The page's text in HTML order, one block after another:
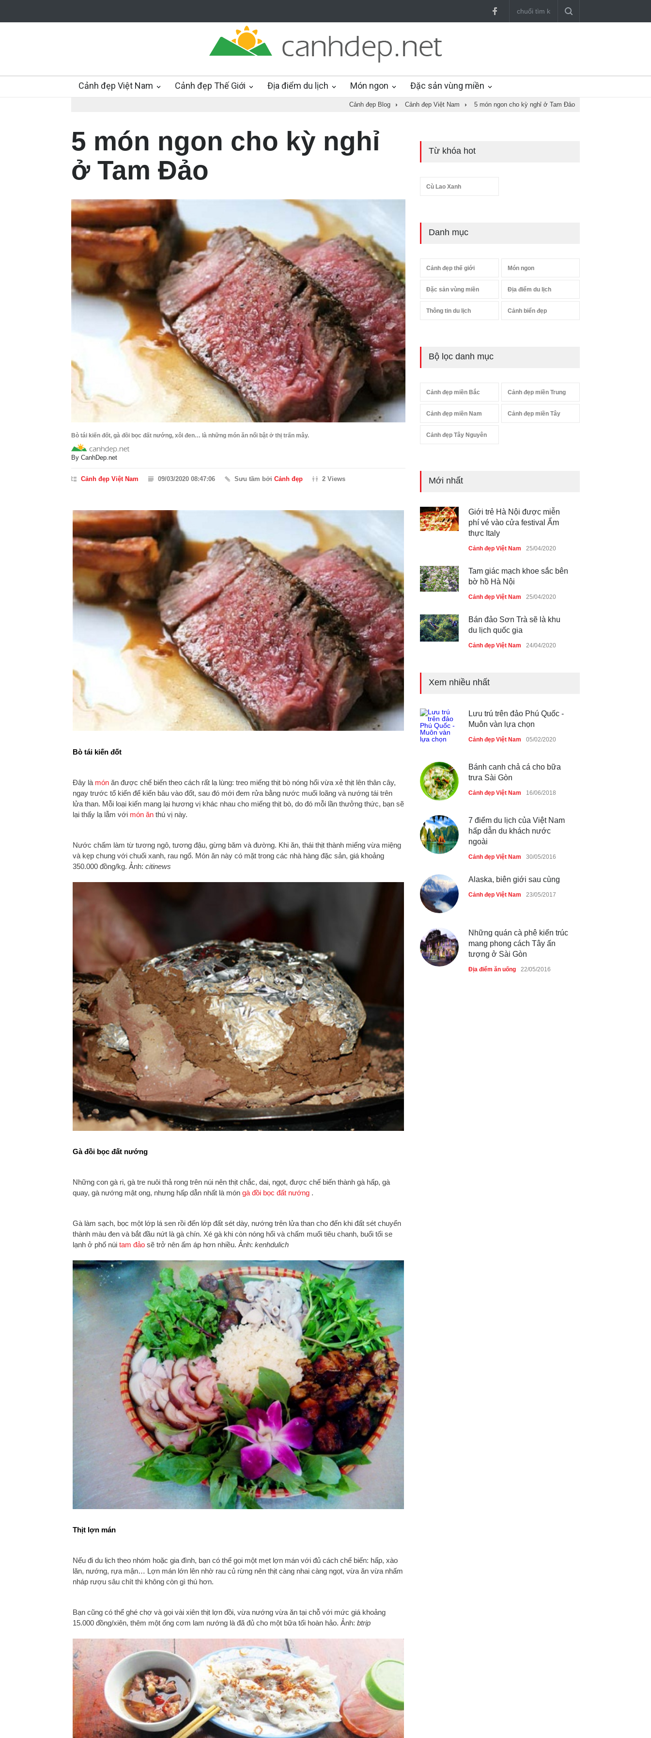
Cảnh đẹp Việt Nam Cảnh đẹp Thế Giới Địa điểm du lịch Món ngon Đặc sản vùng miền
Cảnh đẹp Blog › Cảnh đẹp Việt Nam › 5 món ngon cho kỳ nghỉ ở Tam Đảo
5 món ngon cho kỳ nghỉ
ở Tam Đảo
Bò tái kiến đốt, gà đồi bọc đất nướng, xôi đen… là những món ăn nổi bật ở thị trấn mây.
By CanhDep.net
Cảnh đẹp Việt Nam 09/03/2020 08:47:06 Sưu tầm bởi Cảnh đẹp 2 Views
Bò tái kiến đốt
Đây là món ăn được chế biến theo cách rất lạ lùng: treo miếng thịt bò nóng hổi vừa xẻ thịt lên thân cây,
ngay trước tổ kiến để kiến bâu vào đốt, sau đó mới đem rửa bằng nước muối loãng và nướng tái trên
lửa than. Mỗi loại kiến mang lại hương vị khác nhau cho miếng thịt bò, do đó mỗi lần thưởng thức, bạn sẽ
lại thấy lạ lẫm với món ăn thú vị này.
Nước chấm làm từ tương ngô, tương đậu, gừng băm và đường. Khi ăn, thái thịt thành miếng vừa miệng
và kẹp chung với chuối xanh, rau ngổ. Món ăn này có mặt trong các nhà hàng đặc sản, giá khoảng
350.000 đồng/kg. Ảnh: citinews
Gà đồi bọc đất nướng
Những con gà ri, gà tre nuôi thả rong trên núi nên thịt chắc, dai, ngọt, được chế biến thành gà hấp, gà
quay, gà nướng mật ong, nhưng hấp dẫn nhất là món gà đồi bọc đất nướng .
Gà làm sạch, bọc một lớp lá sen rồi đến lớp đất sét dày, nướng trên lửa than cho đến khi đất sét chuyển
thành màu đen và bắt đầu nứt là gà chín. Xé gà khi còn nóng hổi và chấm muối tiêu chanh, buổi tối se
lạnh ở phố núi tam đảo sẽ trở nên ấm áp hơn nhiều. Ảnh: kenhdulich
Thịt lợn mán
Nếu đi du lịch theo nhóm hoặc gia đình, bạn có thể gọi một mẹt lợn mán với đủ cách chế biến: hấp, xào
lăn, nướng, rựa mận… Lợn mán lớn lên nhờ rau củ rừng nên thịt càng nhai càng ngọt, vừa ăn vừa nhấm
nháp rượu sâu chít thì không còn gì thú hơn.
Bạn cũng có thể ghé chợ và gọi vài xiên thịt lợn đồi, vừa nướng vừa ăn tại chỗ với mức giá khoảng
15.000 đồng/xiên, thêm một ống cơm lam nướng là đã đủ cho một bữa tối hoàn hảo. Ảnh: btrip
Từ khóa hot
Cù Lao Xanh
Danh mục
Cảnh đẹp thế giới Món ngon
Đặc sản vùng miền Địa điểm du lịch
Thông tin du lịch Cảnh biển đẹp
Bộ lọc danh mục
Cảnh đẹp miền Bắc Cảnh đẹp miền Trung
Cảnh đẹp miền Nam Cảnh đẹp miền Tây
Cảnh đẹp Tây Nguyên
Mới nhất
Giới trẻ Hà Nội được miễn
phí vé vào cửa festival Ẩm
thực Italy
Cảnh đẹp Việt Nam 25/04/2020
Tam giác mạch khoe sắc bên
bờ hồ Hà Nội
Cảnh đẹp Việt Nam 25/04/2020
Bán đảo Sơn Trà sẽ là khu
du lịch quốc gia
Cảnh đẹp Việt Nam 24/04/2020
dã ở Sài Gòn
Nhiều hoạt động tôn vinh nhà
giáo tại Đầm Sen
Cảnh đẹp Việt Nam 25/04/2020
Xem nhiều nhất
Lưu trú trên đảo Phú Quốc -
Muôn vàn lựa chọn
Cảnh đẹp Việt Nam 05/02/2020
Bánh canh chả cá cho bữa
trưa Sài Gòn
Cảnh đẹp Việt Nam 16/06/2018
7 điểm du lịch của Việt Nam
hấp dẫn du khách nước
ngoài
Cảnh đẹp Việt Nam 30/05/2016
Alaska, biên giới sau cùng
Cảnh đẹp Việt Nam 23/05/2017
Những quán cà phê kiến trúc
mang phong cách Tây ấn
tượng ở Sài Gòn
Địa điểm ăn uống 22/05/2016